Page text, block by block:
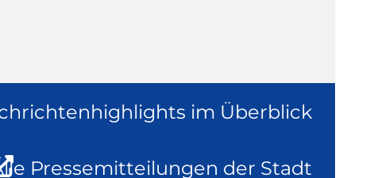
im Überblick
Pressemitteilungen der Stadt